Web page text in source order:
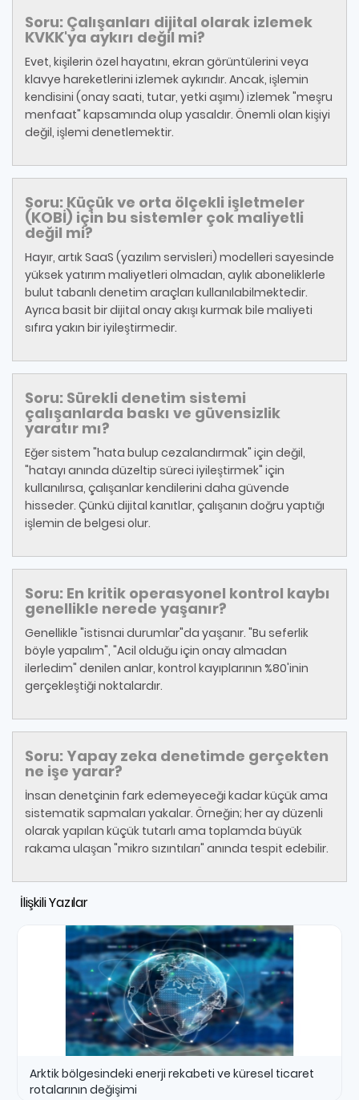
Soru: Çalışanları dijital olarak izlemek
KVKK'ya aykırı değil mi?
Evet, kişilerin özel hayatını, ekran görüntülerini veya
klavye hareketlerini izlemek aykırıdır. Ancak, işlemin
kendisini (onay saati, tutar, yetki aşımı) izlemek "meşru
menfaat" kapsamında olup yasaldır. Önemli olan kişiyi
değil, işlemi denetlemektir.
Soru: Küçük ve orta ölçekli işletmeler
(KOBİ) için bu sistemler çok maliyetli
değil mi?
Hayır, artık SaaS (yazılım servisleri) modelleri sayesinde
yüksek yatırım maliyetleri olmadan, aylık aboneliklerle
bulut tabanlı denetim araçları kullanılabilmektedir.
Ayrıca basit bir dijital onay akışı kurmak bile maliyeti
sıfıra yakın bir iyileştirmedir.
Soru: Sürekli denetim sistemi
çalışanlarda baskı ve güvensizlik
yaratır mı?
Eğer sistem "hata bulup cezalandırmak" için değil,
"hatayı anında düzeltip süreci iyileştirmek" için
kullanılırsa, çalışanlar kendilerini daha güvende
hisseder. Çünkü dijital kanıtlar, çalışanın doğru yaptığı
işlemin de belgesi olur.
Soru: En kritik operasyonel kontrol kaybı
genellikle nerede yaşanır?
Genellikle "istisnai durumlar"da yaşanır. "Bu seferlik
böyle yapalım", "Acil olduğu için onay almadan
ilerledim" denilen anlar, kontrol kayıplarının %80'inin
gerçekleştiği noktalardır.
Soru: Yapay zeka denetimde gerçekten
ne işe yarar?
İnsan denetçinin fark edemeyeceği kadar küçük ama
sistematik sapmaları yakalar. Örneğin; her ay düzenli
olarak yapılan küçük tutarlı ama toplamda büyük
rakama ulaşan "mikro sızıntıları" anında tespit edebilir.
İlişkili Yazılar
Arktik bölgesindeki enerji rekabeti ve küresel ticaret
rotalarının değişimi